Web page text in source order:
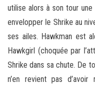
utilise alors à son tour
envelopper le Shrike au
ses ailes. Hawkman est
Hawkgirl (choquée par
Shrike dans sa chute. De
n’en revient pas